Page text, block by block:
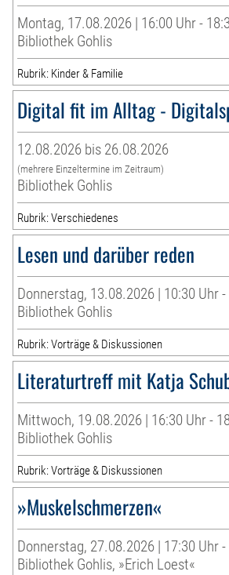
Montag, 17.08.2026 | 16:00 Uhr -
Bibliothek Gohlis
Rubrik: Kinder & Familie
Digital fit im Alltag -
12.08.2026 bis 26.08.2026
(mehrere Einzeltermine im Zeitraum)
Bibliothek Gohlis
Rubrik: Verschiedenes
Lesen und darüber reden
Donnerstag, 13.08.2026 | 10:30 Uhr
Bibliothek Gohlis
Rubrik: Vorträge & Diskussionen
Literaturtreff mit Katja
Mittwoch, 19.08.2026 | 16:30 Uhr -
Bibliothek Gohlis
Rubrik: Vorträge & Diskussionen
»Muskelschmerzen«
Donnerstag, 27.08.2026 | 17:30 Uhr
Bibliothek Gohlis, »Erich Loest«